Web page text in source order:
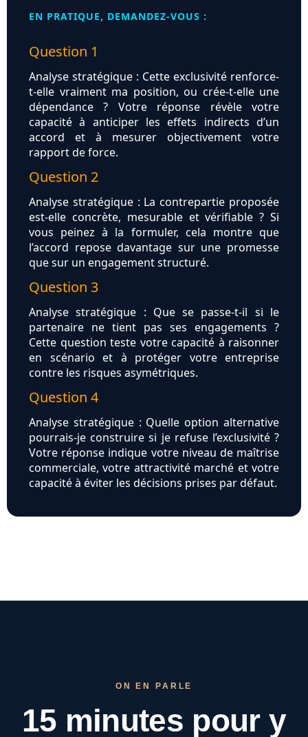
EN PRATIQUE, DEMANDEZ-VOUS :
Question 1
Analyse stratégique : Cette exclusivité renforce-
t-elle vraiment ma position, ou crée-t-elle une
dépendance ? Votre réponse révèle votre
capacité à anticiper les effets indirects d’un
accord et à mesurer objectivement votre
rapport de force.
Question 2
Analyse stratégique : La contrepartie proposée
est-elle concrète, mesurable et vérifiable ? Si
vous peinez à la formuler, cela montre que
l’accord repose davantage sur une promesse
que sur un engagement structuré.
Question 3
Analyse stratégique : Que se passe-t-il si le
partenaire ne tient pas ses engagements ?
Cette question teste votre capacité à raisonner
en scénario et à protéger votre entreprise
contre les risques asymétriques.
Question 4
Analyse stratégique : Quelle option alternative
pourrais-je construire si je refuse l’exclusivité ?
Votre réponse indique votre niveau de maîtrise
commerciale, votre attractivité marché et votre
capacité à éviter les décisions prises par défaut.
ON EN PARLE
15 minutes pour y